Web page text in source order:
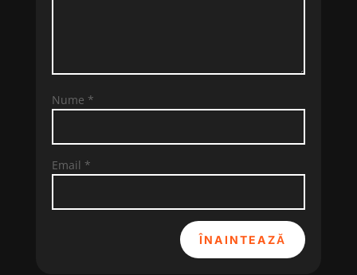
Nume *
Email *
ÎNAINTEAZĂ